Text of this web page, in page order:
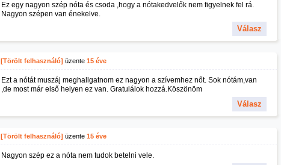
Ez egy nagyon szép nóta és csoda ,hogy a nótakedvelők nem figyelnek fel rá.
Nagyon szépen van énekelve.
Válasz
[Törölt felhasználó] üzente 15 éve
Ezt a nótát muszáj meghallgatnom ez nagyon a szívemhez nőt. Sok nótám,van
,de most már első helyen ez van. Gratulálok hozzá.Köszönöm
Válasz
[Törölt felhasználó] üzente 15 éve
Nagyon szép ez a nóta nem tudok betelni vele.